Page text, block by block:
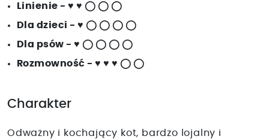
Linienie - ♥ ♥ ◯ ◯ ◯
Dla dzieci - ♥ ◯ ◯ ◯ ◯
Dla psów - ♥ ◯ ◯ ◯ ◯
Rozmowność - ♥ ♥ ♥ ◯ ◯
Charakter
Odważny i kochający kot, bardzo lojalny i